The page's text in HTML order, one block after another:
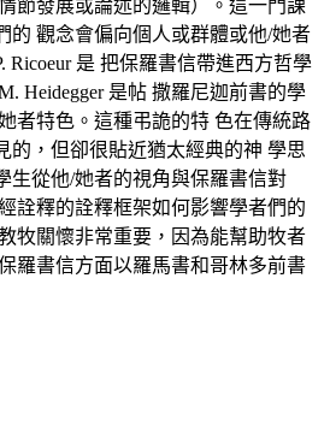
節發展或論述的邏輯）。這一門課
的 觀念會偏向個人或群體或他/她者
Ricoeur 是 把保羅書信帶進西方哲學
Heidegger 是帖 撒羅尼迦前書的學
者特色。這種弔詭的特 色在傳統路
的，但卻很貼近猶太經典的神 學思
生從他/她者的視角與保羅書信對
詮釋的詮釋框架如何影響學者們的
牧關懷非常重要，因為能幫助牧者
羅書信方面以羅馬書和哥林多前書